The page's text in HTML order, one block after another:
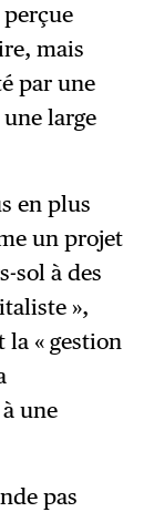
mais
par une
large
en plus
un projet
sol à des
»,
la « gestion
une
pas